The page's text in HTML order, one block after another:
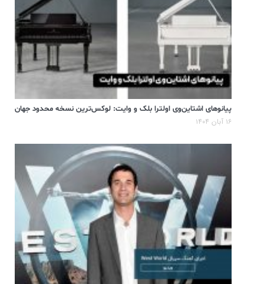
پیانوهای اشتاین‌وی اولترا بلک و وایت: لوکس‌ترین نسخه محدود جهان
۱۶ آبان ۱۴۰۴